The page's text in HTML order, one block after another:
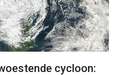
cycloon: